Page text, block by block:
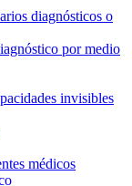
diagnósticos o
por medio
invisibles
médicos